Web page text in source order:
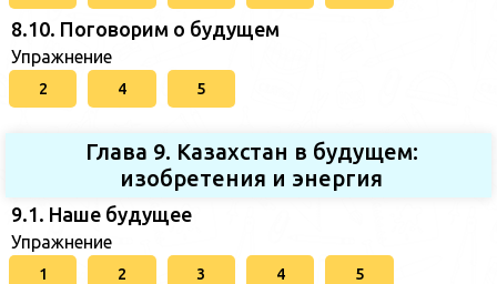
8.10. Поговорим о будущем
Упражнение
2 4 5
Глава 9. Казахстан в будущем:
изобретения и энергия
9.1. Наше будущее
Упражнение
1 2 3 4 5